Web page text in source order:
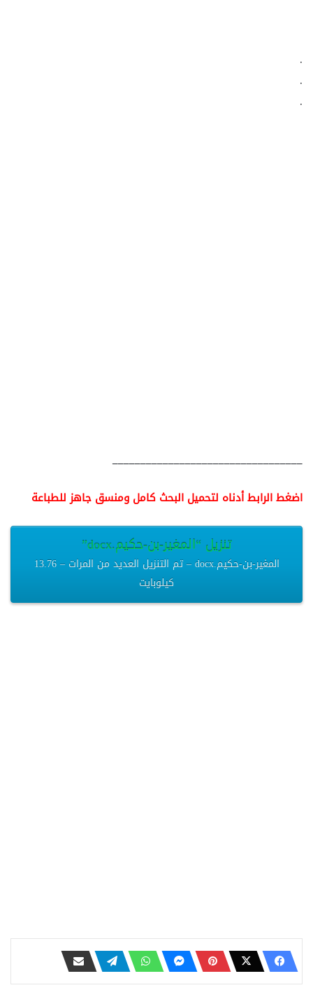
.
.
.
__________________________________
اضغط الرابط أدناه لتحميل البحث كامل ومنسق جاهز للطباعة
تنزيل “المغير-بن-حكيم.docx”
المغير-بن-حكيم.docx – تم التنزيل العديد من المرات – 13.76
كيلوبايت